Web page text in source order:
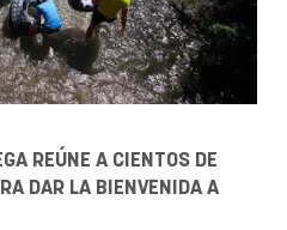
REÚNE A CIENTOS DE
DAR LA BIENVENIDA A